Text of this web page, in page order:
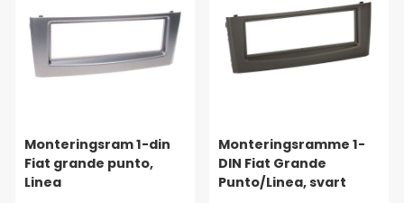
Monteringsram 1-din
Fiat grande punto,
Linea
Monteringsramme 1-
DIN Fiat Grande
Punto/Linea, svart